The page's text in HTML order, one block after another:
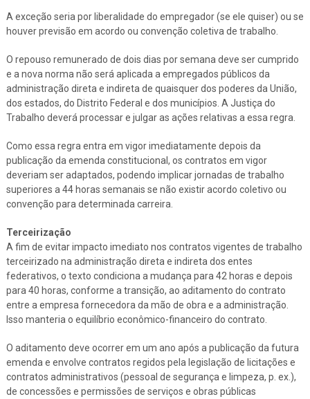
A exceção seria por liberalidade do empregador (se ele quiser) ou se
houver previsão em acordo ou convenção coletiva de trabalho.
O repouso remunerado de dois dias por semana deve ser cumprido
e a nova norma não será aplicada a empregados públicos da
administração direta e indireta de quaisquer dos poderes da União,
dos estados, do Distrito Federal e dos municípios. A Justiça do
Trabalho deverá processar e julgar as ações relativas a essa regra.
Como essa regra entra em vigor imediatamente depois da
publicação da emenda constitucional, os contratos em vigor
deveriam ser adaptados, podendo implicar jornadas de trabalho
superiores a 44 horas semanais se não existir acordo coletivo ou
convenção para determinada carreira.
Terceirização
A fim de evitar impacto imediato nos contratos vigentes de trabalho
terceirizado na administração direta e indireta dos entes
federativos, o texto condiciona a mudança para 42 horas e depois
para 40 horas, conforme a transição, ao aditamento do contrato
entre a empresa fornecedora da mão de obra e a administração.
Isso manteria o equilíbrio econômico-financeiro do contrato.
O aditamento deve ocorrer em um ano após a publicação da futura
emenda e envolve contratos regidos pela legislação de licitações e
contratos administrativos (pessoal de segurança e limpeza, p. ex.),
de concessões e permissões de serviços e obras públicas